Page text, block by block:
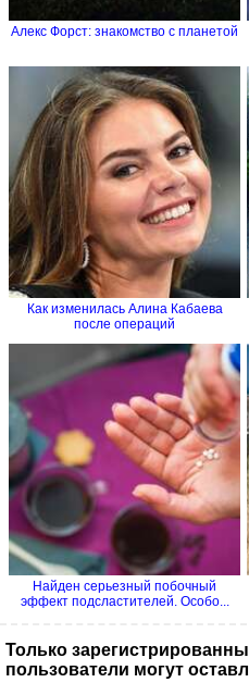
Алекс Форст: знакомство с планетой
Как изменилась Алина Кабаева
после операций
Найден серьезный побочный
эффект подсластителей. Особо...
Только
пользователи могут